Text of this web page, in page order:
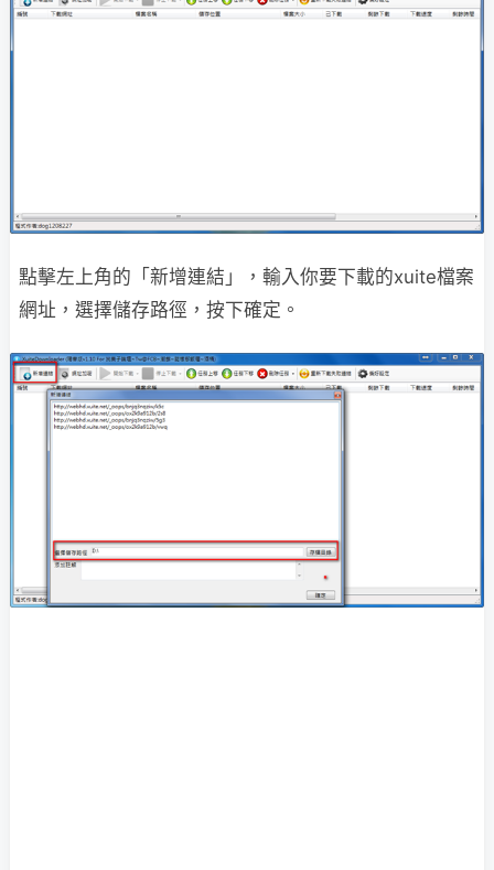
點擊左上角的「新增連結」，輸入你要下載的xuite檔案
網址，選擇儲存路徑，按下確定。